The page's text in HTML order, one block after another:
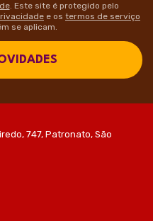
. Este site é protegido pelo
e os termos de serviço
se aplicam.
747, Patronato, São